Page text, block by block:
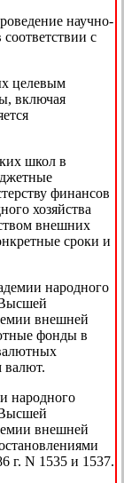
научно-
с
целевым
включая
школ в
финансов
хозяйства
внешних
сроки и
народного
внешней
фонды в
валют.
народного
внешней
г. N 1535 и 1537.